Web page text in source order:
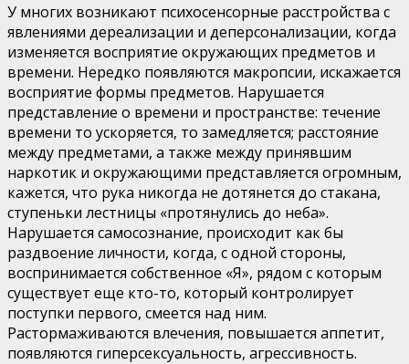
У многих возникают психосенсорные расстройства с
явлениями дереализации и деперсонализации, когда
изме­няется восприятие окружающих предметов и
времени. Не­редко появляются макропсии, искажается
восприятие фор­мы предметов. Нарушается
представление о времени и про­странстве: течение
времени то ускоряется, то замедляется; расстояние
между предметами, а также между принявшим
наркотик и окружающими представляется огромным,
ка­жется, что рука никогда не дотянется до стакана,
ступень­ки лестницы «протянулись до неба».
Нарушается самосоз­нание, происходит как бы
раздвоение личности, когда, с одной стороны,
воспринимается собственное «Я», рядом с которым
существует еще кто-то, который контролирует
поступки первого, смеется над ним.
Растормаживаются вле­чения, повышается аппетит,
появляются гиперсексуаль­ность, агрессивность.